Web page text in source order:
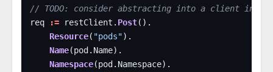
// TODO: consider abstracting into a client
req
:= restClient. Post
Resource( "pods"
Name
Namespace